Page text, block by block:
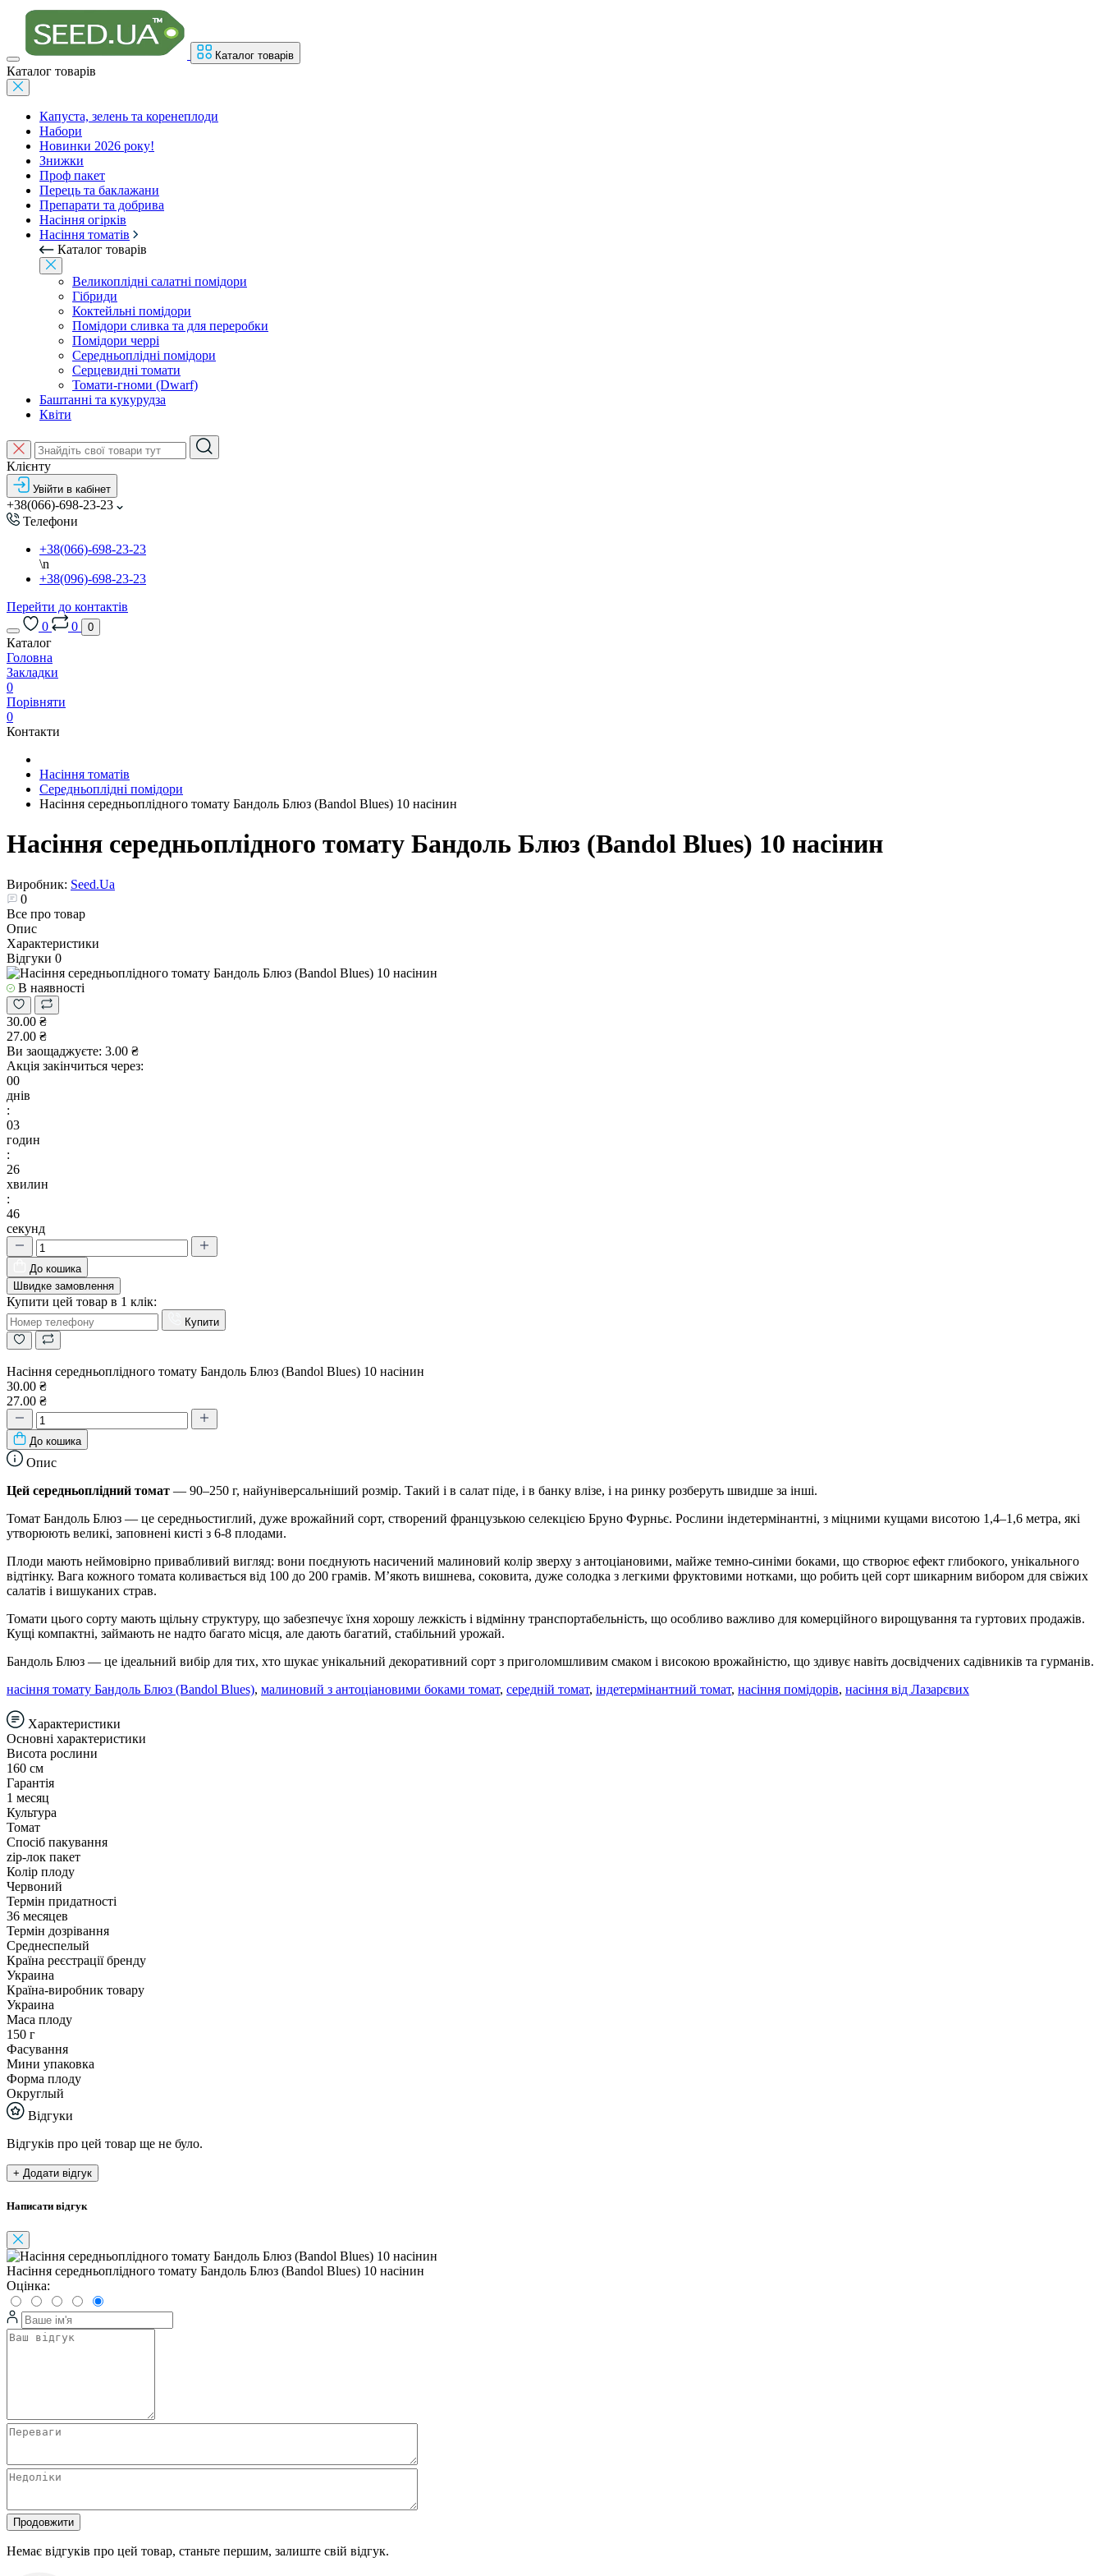
Каталог товарів
Каталог товарів
Капуста, зелень та коренеплоди
Набори
Новинки 2026 року!
Знижки
Проф пакет
Перець та баклажани
Препарати та добрива
Насіння огірків
Насіння томатів
Каталог товарів
Великоплідні салатні помідори
Гібриди
Коктейльні помідори
Помідори сливка та для переробки
Помідори черрі
Середньоплідні помідори
Серцевидні томати
Томати-гноми (Dwarf)
Баштанні та кукурудза
Квіти
Клієнту
Увійти в кабінет
+38(066)-698-23-23
Телефони
+38(066)-698-23-23
\n
+38(096)-698-23-23
Перейти до контактів
0
0 0
Каталог
Головна
Закладки
0
Порівняти
0
Контакти
Насіння томатів
Середньоплідні помідори
Насіння середньоплідного томату Бандоль Блюз (Bandol Blues) 10 насінин
Насіння середньоплідного томату Бандоль Блюз (Bandol Blues) 10 насінин
Виробник: Seed.Ua
0
Все про товар
Опис
Характеристики
Відгуки 0
В наявності
30.00 ₴
27.00 ₴
Ви заощаджуєте: 3.00 ₴
Акція закінчиться через:
00
днів
:
03
годин
:
26
хвилин
:
45
секунд
До кошика
Швидке замовлення
Купити цей товар в 1 клік:
Купити
Насіння середньоплідного томату Бандоль Блюз (Bandol Blues) 10 насінин
30.00 ₴
27.00 ₴
До кошика
Опис
Цей середньоплідний томат — 90–250 г, найуніверсальніший розмір. Такий і в салат піде, і в банку влізе, і на ринку розберуть швидше за інші.
Томат Бандоль Блюз — це середньостиглий, дуже врожайний сорт, створений французькою селекцією Бруно Фурньє. Рослини індетермінантні, з міцними кущами висотою 1,4–1,6 метра, які
утворюють великі, заповнені кисті з 6-8 плодами.
Плоди мають неймовірно привабливий вигляд: вони поєднують насичений малиновий колір зверху з антоціановими, майже темно-синіми боками, що створює ефект глибокого, унікального
відтінку. Вага кожного томата коливається від 100 до 200 грамів. М’якоть вишнева, соковита, дуже солодка з легкими фруктовими нотками, що робить цей сорт шикарним вибором для свіжих
салатів і вишуканих страв.
Томати цього сорту мають щільну структуру, що забезпечує їхня хорошу лежкість і відмінну транспортабельність, що особливо важливо для комерційного вирощування та гуртових продажів.
Кущі компактні, займають не надто багато місця, але дають багатий, стабільний урожай.
Бандоль Блюз — це ідеальний вибір для тих, хто шукає унікальний декоративний сорт з приголомшливим смаком і високою врожайністю, що здивує навіть досвідчених садівників та гурманів.
насіння томату Бандоль Блюз (Bandol Blues), малиновий з антоціановими боками томат, середній томат, індетермінантний томат, насіння помідорів, насіння від Лазарєвих
Характеристики
Основні характеристики
Висота рослини
160 см
Гарантія
1 месяц
Культура
Томат
Спосіб пакування
zip-лок пакет
Колір плоду
Червоний
Термін придатності
36 месяцев
Термін дозрівання
Среднеспелый
Країна реєстрації бренду
Украина
Країна-виробник товару
Украина
Маса плоду
150 г
Фасування
Мини упаковка
Форма плоду
Округлый
Відгуки
Відгуків про цей товар ще не було.
+ Додати відгук
Написати відгук
Насіння середньоплідного томату Бандоль Блюз (Bandol Blues) 10 насінин
Оцінка:
Продовжити
Немає відгуків про цей товар, станьте першим, залиште свій відгук.